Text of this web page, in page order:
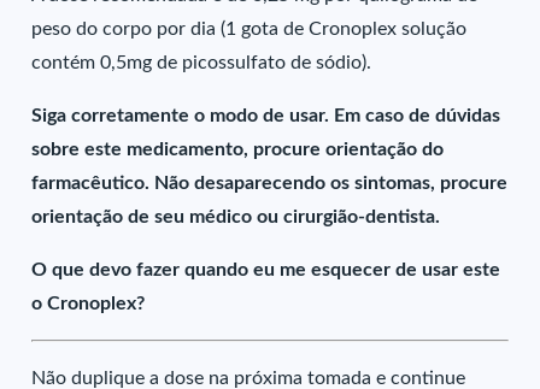
peso do corpo por dia (1 gota de Cronoplex solução
contém 0,5mg de picossulfato de sódio).
Siga corretamente o modo de usar. Em caso de dúvidas
sobre este medicamento, procure orientação do
farmacêutico. Não desaparecendo os sintomas, procure
orientação de seu médico ou cirurgião-dentista.
O que devo fazer quando eu me esquecer de usar este
o Cronoplex?
Não duplique a dose na próxima tomada e continue